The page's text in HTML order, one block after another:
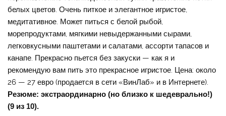
белых цветов. Очень питкое и элегантное игристое,
медитативное. Может питься с белой рыбой,
морепродуктами, мягкими невыдержанными сырами,
легковкусными паштетами и салатами, ассорти тапасов и
канапе. Прекрасно пьется без закуски — как я и
рекомендую вам пить это прекрасное игристое. Цена: около
26 — 27 евро (продается в сети «ВинЛаб» и в Интернете).
Резюме: экстраординарно (но близко к шедеврально!)
(9 из 10).